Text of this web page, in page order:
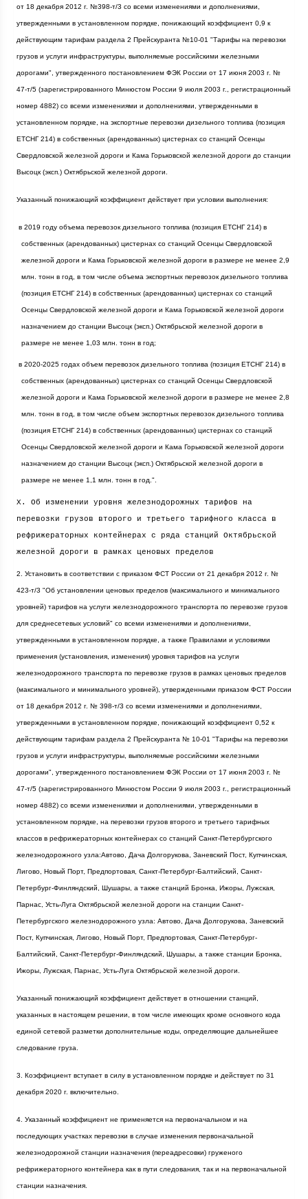
от 18 декабря 2012 г. №398-т/3 со всеми изменениями и дополнениями,
утвержденными в установленном порядке, понижающий коэффициент 0,9 к
действующим тарифам раздела 2 Прейскуранта №10-01 "Тарифы на перевозки
грузов и услуги инфраструктуры, выполняемые российскими железными
дорогами", утвержденного постановлением ФЭК России от 17 июня 2003 г. №
47-т/5 (зарегистрированного Минюстом России 9 июля 2003 г., регистрационный
номер 4882) со всеми изменениями и дополнениями, утвержденными в
установленном порядке, на экспортные перевозки дизельного топлива (позиция
ЕТСНГ 214) в собственных (арендованных) цистернах со станций Осенцы
Свердловской железной дороги и Кама Горьковской железной дороги до станции
Высоцк (эксп.) Октябрьской железной дороги.
Указанный понижающий коэффициент действует при условии выполнения:
в 2019 году объема перевозок дизельного топлива (позиция ЕТСНГ 214) в
собственных (арендованных) цистернах со станций Осенцы Свердловской
железной дороги и Кама Горьковской железной дороги в размере не менее 2,9
млн. тонн в год, в том числе объема экспортных перевозок дизельного топлива
(позиция ЕТСНГ 214) в собственных (арендованных) цистернах со станций
Осенцы Свердловской железной дороги и Кама Горьковской железной дороги
назначением до станции Высоцк (эксп.) Октябрьской железной дороги в
размере не менее 1,03 млн. тонн в год;
в 2020-2025 годах объем перевозок дизельного топлива (позиция ЕТСНГ 214) в
собственных (арендованных) цистернах со станций Осенцы Свердловской
железной дороги и Кама Горьковской железной дороги в размере не менее 2,8
млн. тонн в год, в том числе объем экспортных перевозок дизельного топлива
(позиция ЕТСНГ 214) в собственных (арендованных) цистернах со станций
Осенцы Свердловской железной дороги и Кама Горьковской железной дороги
назначением до станции Высоцк (эксп.) Октябрьской железной дороги в
размере не менее 1,1 млн. тонн в год.".
X. Об изменении уровня железнодорожных тарифов на
перевозки грузов второго и третьего тарифного класса в
рефрижераторных контейнерах с ряда станций Октябрьской
железной дороги в рамках ценовых пределов
2. Установить в соответствии с приказом ФСТ России от 21 декабря 2012 г. №
423-т/3 "Об установлении ценовых пределов (максимального и минимального
уровней) тарифов на услуги железнодорожного транспорта по перевозке грузов
для среднесетевых условий" со всеми изменениями и дополнениями,
утвержденными в установленном порядке, а также Правилами и условиями
применения (установления, изменения) уровня тарифов на услуги
железнодорожного транспорта по перевозке грузов в рамках ценовых пределов
(максимального и минимального уровней), утвержденными приказом ФСТ России
от 18 декабря 2012 г. № 398-т/3 со всеми изменениями и дополнениями,
утвержденными в установленном порядке, понижающий коэффициент 0,52 к
действующим тарифам раздела 2 Прейскуранта № 10-01 "Тарифы на перевозки
грузов и услуги инфраструктуры, выполняемые российскими железными
дорогами", утвержденного постановлением ФЭК России от 17 июня 2003 г. №
47-т/5 (зарегистрированного Минюстом России 9 июля 2003 г., регистрационный
номер 4882) со всеми изменениями и дополнениями, утвержденными в
установленном порядке, на перевозки грузов второго и третьего тарифных
классов в рефрижераторных контейнерах со станций Санкт-Петербургского
железнодорожного узла:Автово, Дача Долгорукова, Заневский Пост, Купчинская,
Лигово, Новый Порт, Предпортовая, Санкт-Петербург-Балтийский, Санкт-
Петербург-Финляндский, Шушары, а также станций Бронка, Ижоры, Лужская,
Парнас, Усть-Луга Октябрьской железной дороги на станции Санкт-
Петербургского железнодорожного узла: Автово, Дача Долгорукова, Заневский
Пост, Купчинская, Лигово, Новый Порт, Предпортовая, Санкт-Петербург-
Балтийский, Санкт-Петербург-Финляндский, Шушары, а также станции Бронка,
Ижоры, Лужская, Парнас, Усть-Луга Октябрьской железной дороги.
Указанный понижающий коэффициент действует в отношении станций,
указанных в настоящем решении, в том числе имеющих кроме основного кода
единой сетевой разметки дополнительные коды, определяющие дальнейшее
следование груза.
3. Коэффициент вступает в силу в установленном порядке и действует по 31
декабря 2020 г. включительно.
4. Указанный коэффициент не применяется на первоначальном и на
последующих участках перевозки в случае изменения первоначальной
железнодорожной станции назначения (переадресовки) груженого
рефрижераторного контейнера как в пути следования, так и на первоначальной
станции назначения.